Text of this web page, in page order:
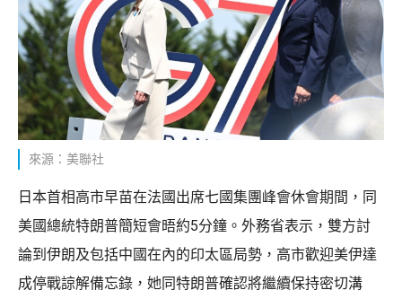
來源：美聯社
日本首相高市早苗在法國出席七國集團峰會休會期間，同
美國總統特朗普簡短會晤約5分鐘。外務省表示，雙方討
論到伊朗及包括中國在內的印太區局勢，高市歡迎美伊達
成停戰諒解備忘錄，她同特朗普確認將繼續保持密切溝